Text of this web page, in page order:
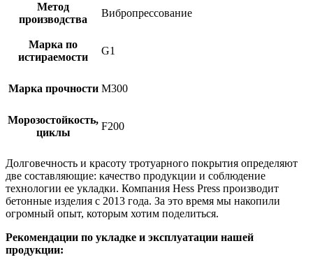
Метод
производства
Вибропрессование
Марка по
истираемости
G1
Марка прочности М300
Морозостойкость,
циклы
F200
Долговечность и красоту тротуарного покрытия определяют
две составляющие: качество продукции и соблюдение
технологии ее укладки. Компания Hess Press производит
бетонные изделия с 2013 года. За это время мы накопили
огромный опыт, которым хотим поделиться.
Рекомендации по укладке и эксплуатации нашей
продукции: